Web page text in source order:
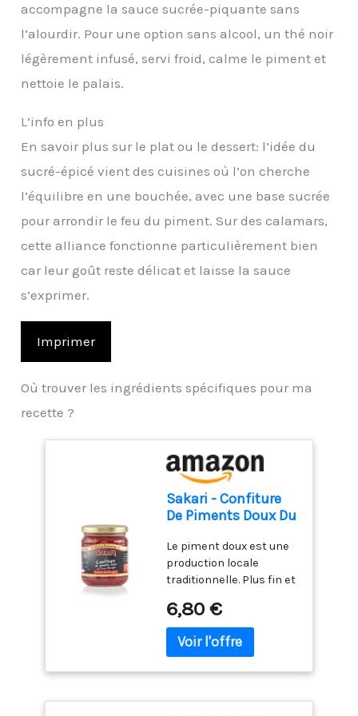
accompagne la sauce sucrée-piquante sans
l’alourdir. Pour une option sans alcool, un thé noir
légèrement infusé, servi froid, calme le piment et
nettoie le palais.
L’info en plus
En savoir plus sur le plat ou le dessert: l’idée du
sucré-épicé vient des cuisines où l’on cherche
l’équilibre en une bouchée, avec une base sucrée
pour arrondir le feu du piment. Sur des calamars,
cette alliance fonctionne particulièrement bien
car leur goût reste délicat et laisse la sauce
s’exprimer.
Imprimer
Où trouver les ingrédients spécifiques pour ma
recette ?
Sakari - Confiture
De Piments Doux Du
Le piment doux est une
production locale
traditionnelle. Plus fin et
poivron, il est utilisé
depuis toujours dans la
cuisine basque pour
6,80 €